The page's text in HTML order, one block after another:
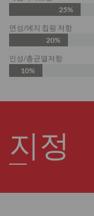
25%
연성/에지 칩핑 저항
20%
인성/총균열저항
10%
지정